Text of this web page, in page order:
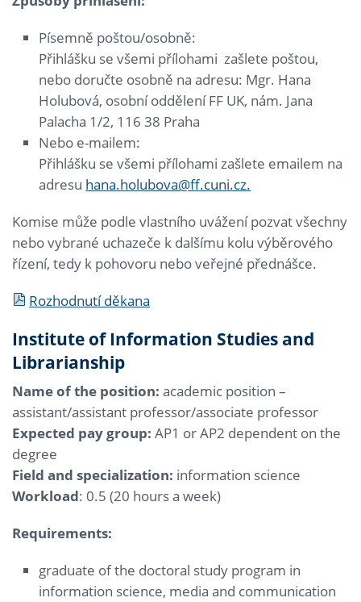
Písemně poštou/osobně:
Přihlášku se všemi přílohami zašlete poštou,
nebo doručte osobně na adresu: Mgr. Hana
Holubová, osobní oddělení FF UK, nám. Jana
Palacha 1/2, 116 38 Praha
Nebo e-mailem:
Přihlášku se všemi přílohami zašlete emailem na
adresu hana.holubova@ff.cuni.cz.
Komise může podle vlastního uvážení pozvat všechny
nebo vybrané uchazeče k dalšímu kolu výběrového
řízení, tedy k pohovoru nebo veřejné přednášce.
Rozhodnutí děkana
Institute of Information Studies and
Librarianship
Name of the position: academic position –
assistant/assistant professor/associate professor
Expected pay group: AP1 or AP2 dependent on the
degree
Field and specialization: information science
Workload: 0.5 (20 hours a week)
Requirements:
graduate of the doctoral study program in
information science, media and communication